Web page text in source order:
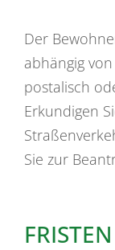
Der
abhängig
postalisch
Erkundigen
Sie zur
FRISTEN